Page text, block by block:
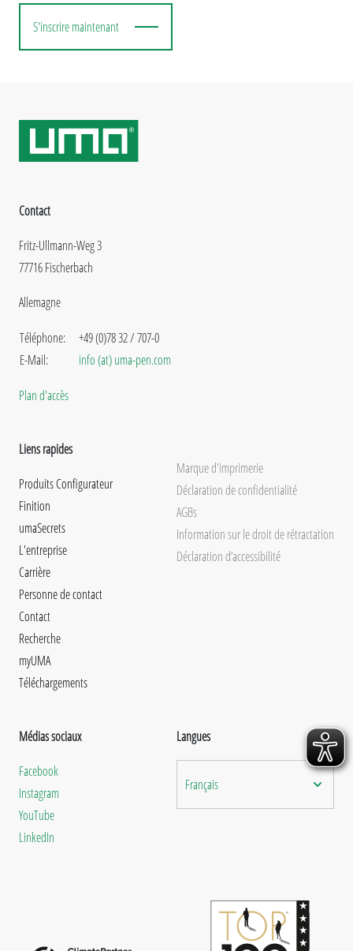
S'inscrire maintenant
Contact
Fritz-Ullmann-Weg 3
77716 Fischerbach
Allemagne
Téléphone:
E-Mail:
+49 (0)78 32 / 707-0
info (at) uma-pen.com
Plan d'accès
Liens rapides
Produits Configurateur
Finition
umaSecrets
L'entreprise
Carrière
Personne de contact
Contact
Recherche
myUMA
Téléchargements
Marque d'imprimerie
Déclaration de confidentialité
AGBs
Information sur le droit de rétractation
Déclaration d’accessibilité
Médias sociaux
Facebook
Instagram
YouTube
LinkedIn
Langues
Français